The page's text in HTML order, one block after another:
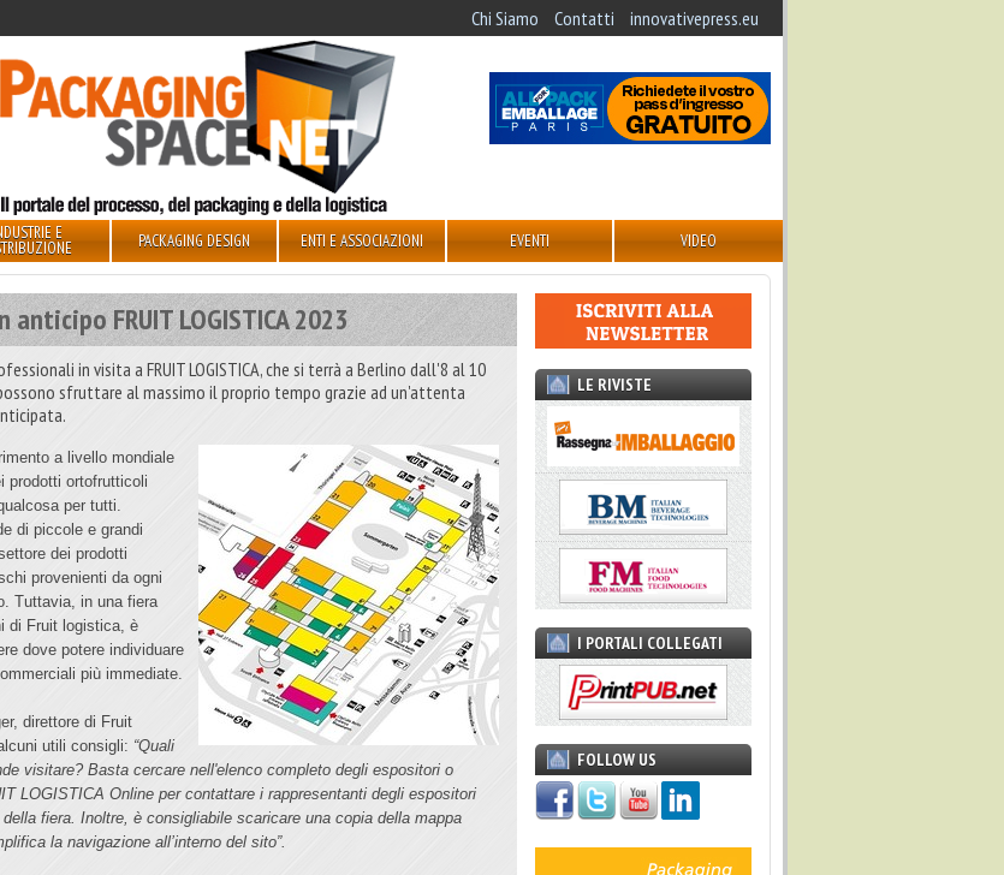
Chi Siamo Contatti innovativepress.eu
E PACKAGING DESIGN ENTI E ASSOCIAZIONI EVENTI VIDEO
anticipo FRUIT LOGISTICA 2023
in visita a FRUIT LOGISTICA, che si terrà a Berlino dall'8 al 10
sfruttare al massimo il proprio tempo grazie ad un'attenta
a livello mondiale
prodotti ortofrutticoli
per tutti.
di piccole e grandi
dei prodotti
provenienti da ogni
Tuttavia, in una fiera
di Fruit logistica, è
dove potere individuare
più immediate.
direttore di Fruit
utili consigli: “Quali
visitare? Basta cercare nell'elenco completo degli espositori o
LOGISTICA Online per contattare i rappresentanti degli espositori
fiera. Inoltre, è consigliabile scaricare una copia della mappa
la navigazione all’interno del sito”.
LE RIVISTE
I PORTALI COLLEGATI
FOLLOW US